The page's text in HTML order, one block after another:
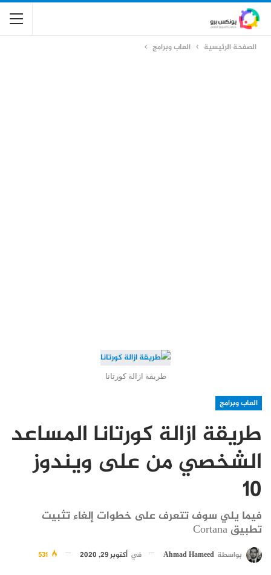
الصفحة الرئيسية العاب وبرامج
طريقة ازالة كورتانا
العاب وبرامج
طريقة ازالة كورتانا المساعد
الشخصي من على ويندوز
10
فيما يلي سوف تتعرف على خطوات إلغاء تثبيت
تطبيق Cortana
بواسطة Ahmad Hameed في أكتوبر 29, 2020